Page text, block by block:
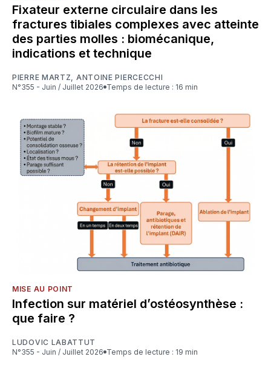
Fixateur externe circulaire dans les
fractures tibiales complexes avec atteinte
des parties molles : biomécanique,
indications et technique
PIERRE MARTZ
ANTOINE PIERCECCHI
N°355 - Juin / Juillet 2026
Temps de lecture : 16 min
MISE AU POINT
Infection sur matériel d’ostéosynthèse :
que faire ?
LUDOVIC LABATTUT
N°355 - Juin / Juillet 2026
Temps de lecture : 19 min